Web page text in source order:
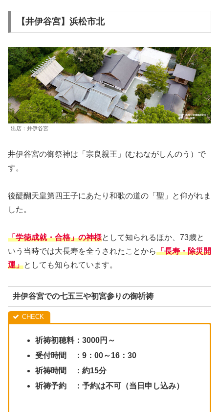
【井伊谷宮】浜松市北
出店：井伊谷宮
井伊谷宮の御祭神は「宗良親王」(むねながしんのう）で
す。
後醍醐天皇第四王子にあたり和歌の道の「聖」と仰がれま
した。
「学徳成就・合格」の神様として知られるほか、73歳と
いう当時では大長寿を全うされたことから「長寿・除災開
運」としても知られています。
井伊谷宮での七五三や初宮参りの御祈祷
祈祷初穂料：3000円～
受付時間 ：9：00～16：30
祈祷時間 ：約15分
祈祷予約 ：予約は不可（当日申し込み）